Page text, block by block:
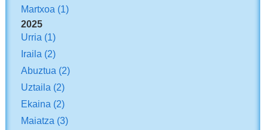
Martxoa (1)
2025
Urria (1)
Iraila (2)
Abuztua (2)
Uztaila (2)
Ekaina (2)
Maiatza (3)